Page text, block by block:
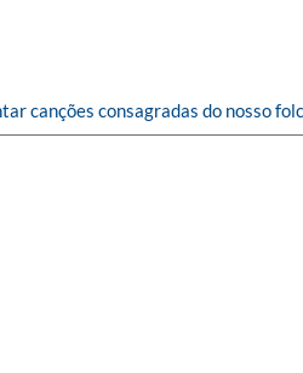
canções consagradas do nosso